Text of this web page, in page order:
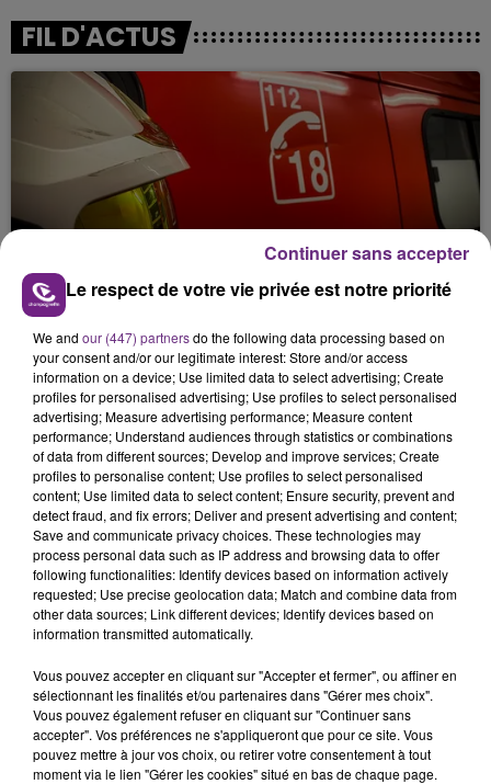
FIL D'ACTUS
UN FEU DE REMORQUE BLOQUE LA
CIRCULATION DANS LES ARDENNES
fin de matinée sur l'A34.
VENEZ FÊTER CE WEEK-END
L'ANNIVERSAIRE DE WOINIC
Ce samedi 8 août sera un grand jour :
l'anniversaire du plus gros sanglier du monde.
conviés !
TITRES DIFFUSÉS
11h56
11h56 11h53
11h53
Le respect de votre vie privée est notre priorité
We and our (447) partnersdo the following data processing based on
your consent and/or our legitimate interest: Store and/or access
information on a device; Use limited data to select advertising; Create
profiles for personalised advertising; Use profiles to select personalised
advertising; Measure advertising performance; Measure content
performance; Understand audiences through statistics or combinations
of data from different sources; Develop and improve services; Create
profiles to personalise content; Use profiles to select personalised
content; Use limited data to select content; Ensure security, prevent and
detect fraud, and fix errors; Deliver and present advertising and content;
Save and communicate privacy choices. These technologies may
process personal data such as IP address and browsing data to offer
following functionalities: Identify devices based on information actively
requested; Use precise geolocation data; Match and combine data from
other data sources; Link different devices; Identify devices based on
information transmitted automatically.
Vous pouvez accepter en cliquant sur "Accepter et fermer", ou affiner en
sélectionnant les finalités et/ou partenaires dans "Gérer mes choix".
Vous pouvez également refuser en cliquant sur "Continuer sans
accepter". Vos préférences ne s'appliqueront que pour ce site. Vous
pouvez mettre à jour vos choix, ou retirer votre consentement à tout
moment via le lien "Gérer les cookies" situé en bas de chaque page.
Continuer sans accepter